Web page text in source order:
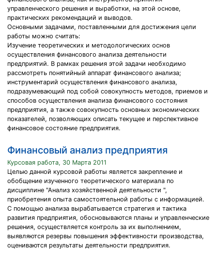
управленческого решения и выработки, на этой основе,
практических рекомендаций и выводов.
Основными задачами, поставленными для достижения цели
работы можно считать:
Изучение теоретических и методологических основ
осуществления финансового анализа деятельности
предприятий. В рамках решения этой задачи необходимо
рассмотреть понятийный аппарат финансового анализа;
инструментарий осуществления финансового анализа,
подразумевающий под собой совокупность методов, приемов и
способов осуществления анализа финансового состояния
предприятия, а также совокупность основных экономических
показателей, позволяющих описать текущее и перспективное
финансовое состояние предприятия.
Финансовый анализ предприятия
Курсовая работа, 30 Марта 2011
Целью данной курсовой работы является закрепление и
обобщение изученного теоретического материала по
дисциплине "Анализ хозяйственной деятельности ",
приобретения опыта самостоятельной работы с информацией.
С помощью анализа вырабатывается стратегия и тактика
развития предприятия, обосновываются планы и управленческие
решения, осуществляется контроль за их выполнением,
выявляются резервы повышения эффективности производства,
оцениваются результаты деятельности предприятия.